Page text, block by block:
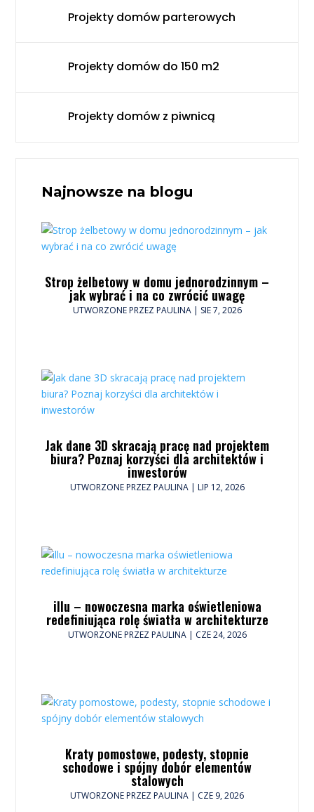
Projekty domów parterowych
Projekty domów do 150 m2
Projekty domów z piwnicą
Najnowsze na blogu
Strop żelbetowy w domu jednorodzinnym –
jak wybrać i na co zwrócić uwagę
UTWORZONE PRZEZPAULINA| SIE 7, 2026
Jak dane 3D skracają pracę nad projektem
biura? Poznaj korzyści dla architektów i
inwestorów
UTWORZONE PRZEZPAULINA| LIP 12, 2026
illu – nowoczesna marka oświetleniowa
redefiniująca rolę światła w architekturze
UTWORZONE PRZEZPAULINA| CZE 24, 2026
Kraty pomostowe, podesty, stopnie
schodowe i spójny dobór elementów
stalowych
UTWORZONE PRZEZPAULINA | CZE 9, 2026